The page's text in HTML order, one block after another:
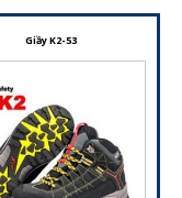
Giầy K2-53